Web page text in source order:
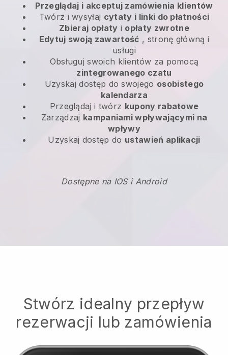
Przeglądaj i akceptuj zamówienia klientów
Twórz i wysyłaj cytaty i linki do płatności
Zbieraj opłaty i opłaty zwrotne
Edytuj swoją zawartość , stronę główną i
usługi
Obsługuj swoich klientów za pomocą
zintegrowanego czatu
Uzyskaj dostęp do swojego osobistego
kalendarza
Przeglądaj i twórz kupony rabatowe
Zarządzaj kampaniami wpływającymi na
wpływy
Uzyskaj dostęp do ustawień aplikacji
Dostępne na IOS i Android
Stwórz idealny przepływ
rezerwacji lub zamówienia